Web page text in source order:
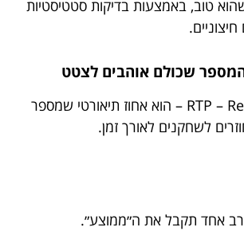
טוב, באמצעות בדיקות סטטיסטיות
RTP – Return To Player – הוא אחוז תיאורטי שמספר
לשחקנים לאורך זמן.
אחד תקבל את ה״ממוצע״.